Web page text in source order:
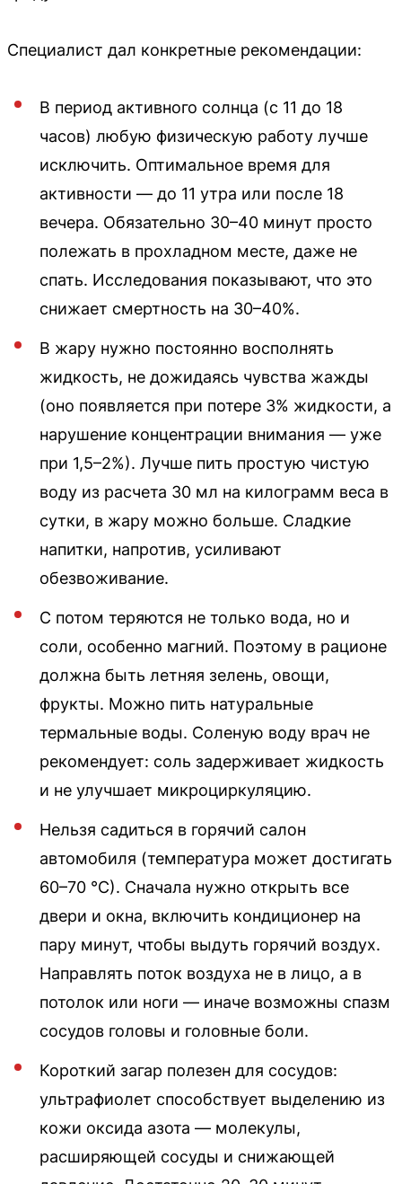
Специалист дал конкретные рекомендации:
В период активного солнца (с 11 до 18
часов) любую физическую работу лучше
исключить. Оптимальное время для
активности — до 11 утра или после 18
вечера. Обязательно 30–40 минут просто
полежать в прохладном месте, даже не
спать. Исследования показывают, что это
снижает смертность на 30–40%.
В жару нужно постоянно восполнять
жидкость, не дожидаясь чувства жажды
(оно появляется при потере 3% жидкости, а
нарушение концентрации внимания — уже
при 1,5–2%). Лучше пить простую чистую
воду из расчета 30 мл на килограмм веса в
сутки, в жару можно больше. Сладкие
напитки, напротив, усиливают
обезвоживание.
С потом теряются не только вода, но и
соли, особенно магний. Поэтому в рационе
должна быть летняя зелень, овощи,
фрукты. Можно пить натуральные
термальные воды. Соленую воду врач не
рекомендует: соль задерживает жидкость
и не улучшает микроциркуляцию.
Нельзя садиться в горячий салон
автомобиля (температура может достигать
60–70 °С). Сначала нужно открыть все
двери и окна, включить кондиционер на
пару минут, чтобы выдуть горячий воздух.
Направлять поток воздуха не в лицо, а в
потолок или ноги — иначе возможны спазм
сосудов головы и головные боли.
Короткий загар полезен для сосудов:
ультрафиолет способствует выделению из
кожи оксида азота — молекулы,
расширяющей сосуды и снижающей